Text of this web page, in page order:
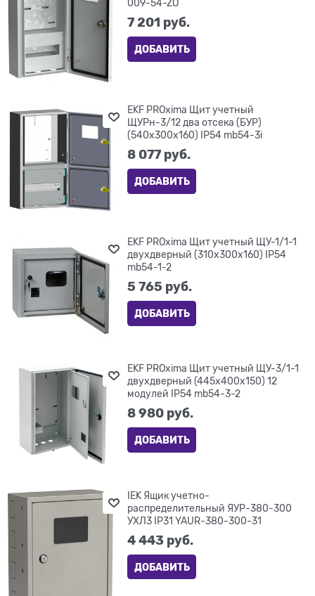
009-54-ZO
7 201 руб.
ДОБАВИТЬ
EKF PROxima Щит учетный
ЩУРн-3/12 два отсека (БУР)
(540х300х160) IP54 mb54-3i
8 077 руб.
ДОБАВИТЬ
EKF PROxima Щит учетный ЩУ-1/1-1
двухдверный (310х300х160) IP54
mb54-1-2
5 765 руб.
ДОБАВИТЬ
EKF PROxima Щит учетный ЩУ-3/1-1
двухдверный (445x400x150) 12
модулей IP54 mb54-3-2
8 980 руб.
ДОБАВИТЬ
IEK Ящик учетно-
распределительный ЯУР-380-300
УХЛ3 IP31 YAUR-380-300-31
4 443 руб.
ДОБАВИТЬ